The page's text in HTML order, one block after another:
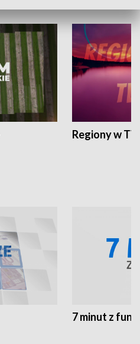
Regiony w
7 minut z